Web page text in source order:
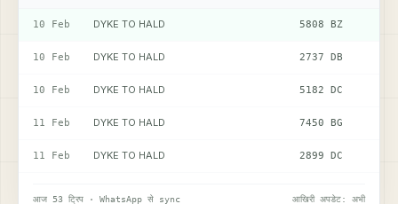
10 Feb DYKE TO HALD 5808 BZ
10 Feb DYKE TO HALD 2737 DB
10 Feb DYKE TO HALD 5182 DC
11 Feb DYKE TO HALD 7450 BG
11 Feb DYKE TO HALD 2899 DC
आज 53 ट्रिप · WhatsApp से sync आखिरी अपडेट: अभी